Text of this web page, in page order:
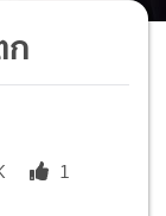
ก
1